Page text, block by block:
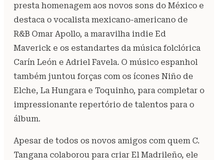
presta homenagem aos novos sons do México e
destaca o vocalista mexicano-americano de
R&B Omar Apollo, a maravilha indie Ed
Maverick e os estandartes da música folclórica
Carín León e Adriel Favela. O músico espanhol
também juntou forças com os ícones Niño de
Elche, La Hungara e Toquinho, para completar o
impressionante repertório de talentos para o
álbum.
Apesar de todos os novos amigos com quem C.
Tangana colaborou para criar El Madrileño, ele